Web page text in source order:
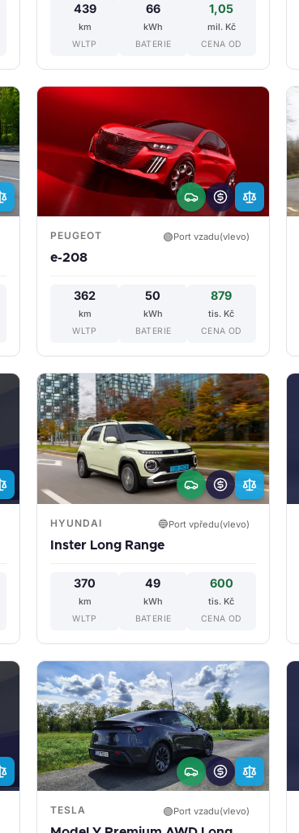
439
km
WLTP
66
kWh
BATERIE
1,05
mil. Kč
CENA OD
PEUGEOT 🟢Port vzadu(vlevo)
e-208
362
km
WLTP
50
kWh
BATERIE
879
tis. Kč
CENA OD
HYUNDAI 🔵Port vpředu(vlevo)
Inster Long Range
370
km
WLTP
49
kWh
BATERIE
600
tis. Kč
CENA OD
TESLA 🟢Port vzadu(vlevo)